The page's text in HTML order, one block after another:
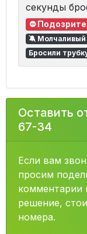
секунды
⛔
🔕 Молчаливый
Бросили
Оставить
67-34
Если вам
просим
комментарии
решение,
номера.